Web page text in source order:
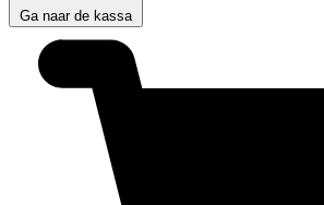
Ga naar de kassa